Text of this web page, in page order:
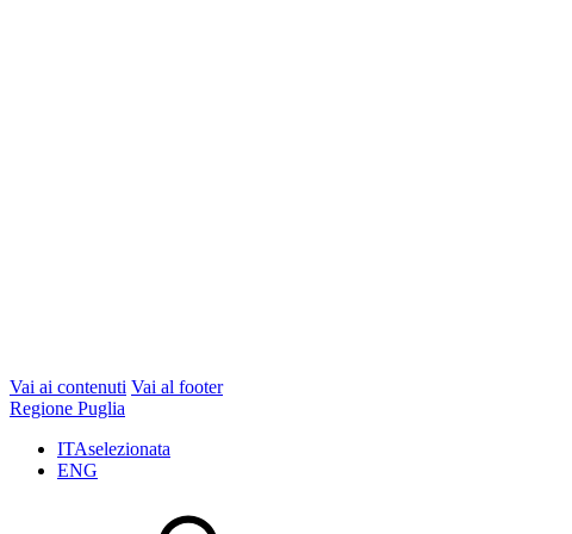
Vai ai contenuti Vai al footer
Regione Puglia
ITAselezionata
ENG